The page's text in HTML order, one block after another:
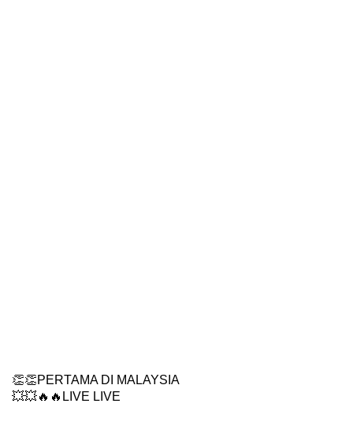
👏👏PERTAMA DI MALAYSIA
💥💥🔥🔥 LIVE LIVE